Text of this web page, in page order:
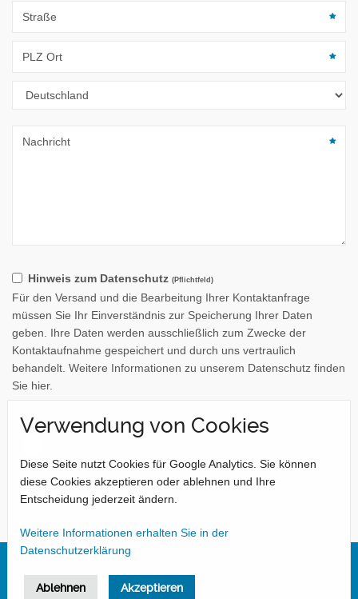
Hinweis zum Datenschutz (Pflichtfeld)
Für den Versand und die Bearbeitung Ihrer Kontaktanfrage
müssen Sie Ihr Einverständnis zur Speicherung Ihrer Daten
geben. Ihre Daten werden ausschließlich zum Zwecke der
Kontaktaufnahme gespeichert und durch uns vertraulich
behandelt. Weitere Informationen zu unserem Datenschutz finden
Sie hier.
Impressum
Verwendung von Cookies
Diese Seite nutzt Cookies für Google Analytics. Sie können
diese Cookies akzeptieren oder ablehnen und Ihre
Entscheidung jederzeit ändern.
Weitere Informationen erhalten Sie in der
Datenschutzerklärung
Ablehnen Akzeptieren